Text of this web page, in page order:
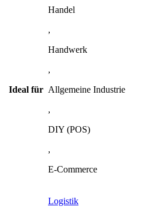
Ideal für
Handel
,
Handwerk
,
Allgemeine Industrie
,
DIY (POS)
,
E-Commerce
Logistik